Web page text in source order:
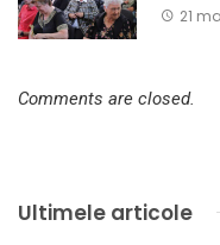
21
Comments are closed.
Ultimele articole